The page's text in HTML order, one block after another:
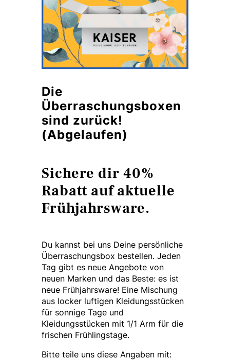
Die
Überraschungsboxen
sind zurück!
(Abgelaufen)
Sichere dir 40%
Rabatt auf aktuelle
Frühjahrsware.
Du kannst bei uns Deine persönliche
Überraschungsbox bestellen. Jeden
Tag gibt es neue Angebote von
neuen Marken und das Beste: es ist
neue Frühjahrsware! Eine Mischung
aus locker luftigen Kleidungsstücken
für sonnige Tage und
Kleidungsstücken mit 1/1 Arm für die
frischen Frühlingstage.
Bitte teile uns diese Angaben mit: